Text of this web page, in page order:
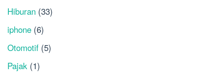
Hiburan (33)
iphone (6)
Otomotif (5)
Pajak (1)